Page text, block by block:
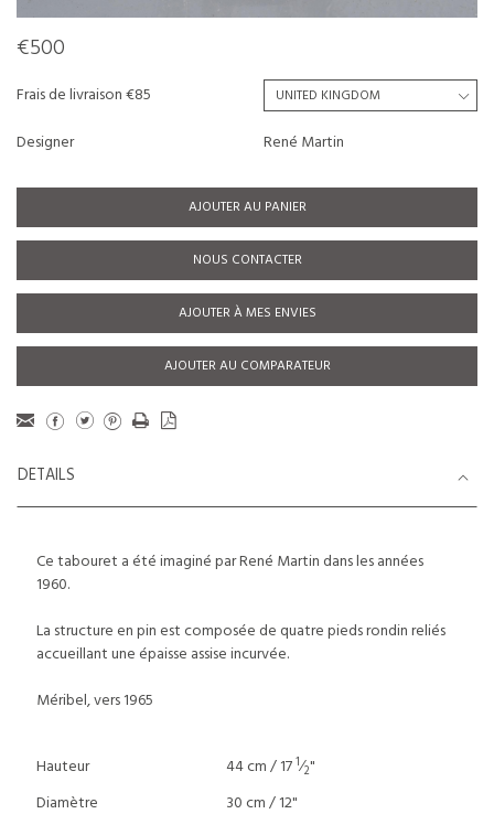
€500
Frais de livraison €85
Designer
René Martin
AJOUTER AU PANIER
NOUS CONTACTER
AJOUTER À MES ENVIES
AJOUTER AU COMPARATEUR
DETAILS
Ce tabouret a été imaginé par René Martin dans les années
1960.
La structure en pin est composée de quatre pieds rondin reliés
accueillant une épaisse assise incurvée.
Méribel, vers 1965
Hauteur 44 cm / 171⁄2"
Diamètre
30 cm / 12"